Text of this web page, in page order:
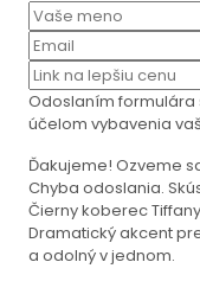
Odoslaním
účelom vybavenia
Ďakujeme! Ozveme
Chyba odoslania.
Čierny koberec
Dramatický akcent
a odolný v jednom.